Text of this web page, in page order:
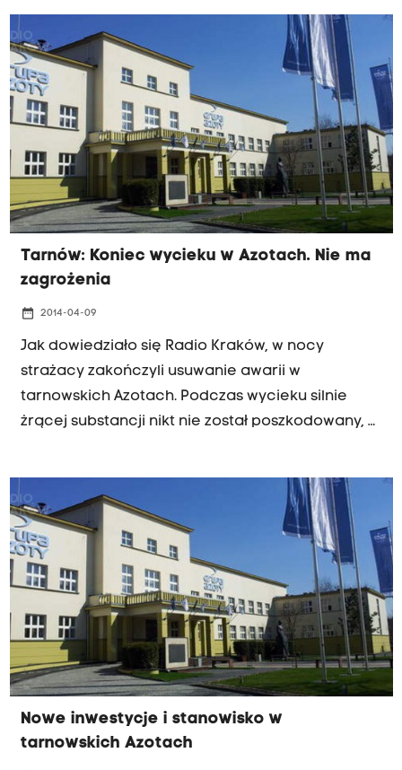
przebadanie plusów i minusów budowy spalarni
na terenie zakładowej elektrociepłowni.
Specjaliści chwalą pomysł, a mieszkańcy są
zaskoczeni taką propozycją.
Tarnów: Koniec wycieku w Azotach. Nie ma
zagrożenia
date_range 2014-04-09
Jak dowiedziało się Radio Kraków, w nocy
strażacy zakończyli usuwanie awarii w
tarnowskich Azotach. Podczas wycieku silnie
żrącej substancji nikt nie został poszkodowany, a
zapewnia, że cała sytuacja nie spodowała
zagrożenia dla załogi i okolicznych mieszkańców.
Nowe inwestycje i stanowisko w
tarnowskich Azotach